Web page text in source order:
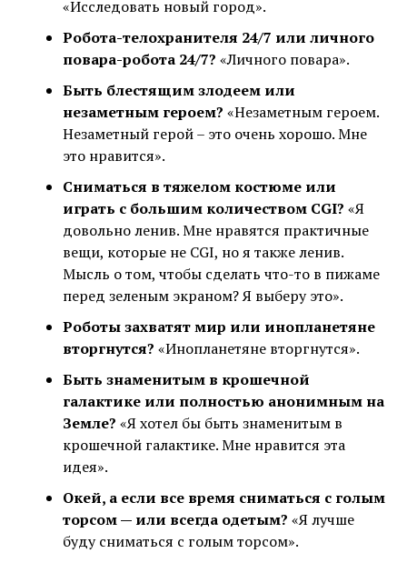
«Исследовать новый город».
Робота-телохранителя 24/7 или личного
повара-робота 24/7? «Личного повара».
Быть блестящим злодеем или
незаметным героем? «Незаметным героем.
Незаметный герой – это очень хорошо. Мне
это нравится».
Сниматься в тяжелом костюме или
играть с большим количеством CGI? «Я
довольно ленив. Мне нравятся практичные
вещи, которые не CGI, но я также ленив.
Мысль о том, чтобы сделать что-то в пижаме
перед зеленым экраном? Я выберу это».
Роботы захватят мир или инопланетяне
вторгнутся? «Инопланетяне вторгнутся».
Быть знаменитым в крошечной
галактике или полностью анонимным на
Земле? «Я хотел бы быть знаменитым в
крошечной галактике. Мне нравится эта
идея».
Окей, а если все время сниматься с голым
торсом — или всегда одетым? «Я лучше
буду сниматься с голым торсом».